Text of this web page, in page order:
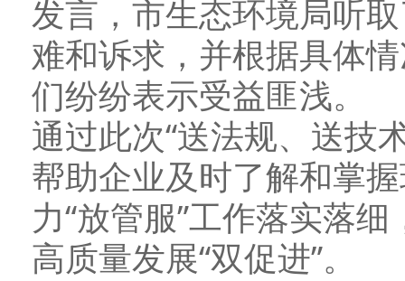
发言，市生态环境局听
难和诉求，并根据具体
们纷纷表示受益匪浅。
通过此次“送法规、送技
帮助企业及时了解和掌
力“放管服”工作落实落
高质量发展“双促进”。